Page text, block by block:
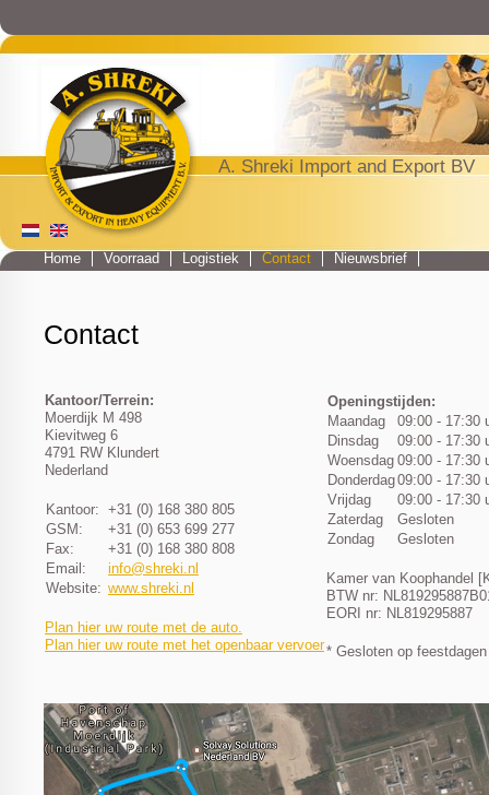
A. Shreki Import and Export BV
Contact
Kantoor/Terrein:
Moerdijk M 498
Kievitweg 6
4791 RW Klundert
Nederland
Kantoor:
+31 (0) 168 380 805
GSM:
+31 (0) 653 699 277
Fax:
+31 (0) 168 380 808
Email:
info@shreki.nl
Website: www.shreki.nl
Plan hier uw route met de auto.
Plan hier uw route met het openbaar vervoer
Openingstijden:
Maandag
09:00 - 17:30
Dinsdag
09:00 - 17:30
Woensdag 09:00 - 17:30
Donderdag09:00 - 17:30
Vrijdag
09:00 - 17:30
Zaterdag
Gesloten
Zondag
Gesloten
Kamer van Koophandel
BTW nr:
EORI nr: NL819295887
* Gesloten op feestdagen
Home Voorraad Logistiek Contact Nieuwsbrief